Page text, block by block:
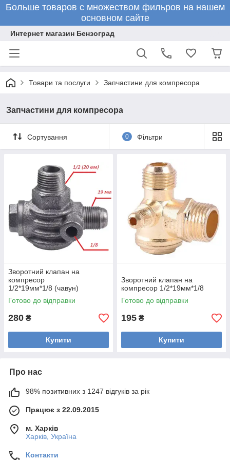
Больше товаров с множеством фильров на нашем
основном сайте
Интернет магазин Бензоград
Товари та послуги Запчастини для компресора
Запчастини для компресора
Сортування 0 Фільтри
Зворотний клапан на
компресор
1/2*19мм*1/8 (чавун)
Готово до відправки
280 ₴
Купити
Зворотний клапан на
компресор 1/2*19мм*1/8
Готово до відправки
195 ₴
Купити
Про нас
98% позитивних з 1247 відгуків за рік
Працює з 22.09.2015
м. Харків
Харків, Україна
Контакти